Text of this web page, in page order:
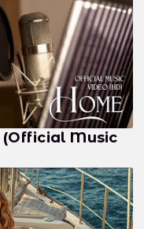
(Official Music